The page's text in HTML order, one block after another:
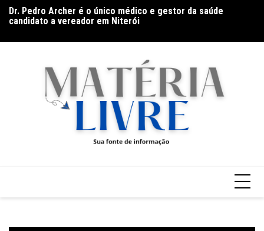
para
conteúdo
Dr. Pedro Archer é o único médico e gestor da saúde
candidato a vereador em Niterói